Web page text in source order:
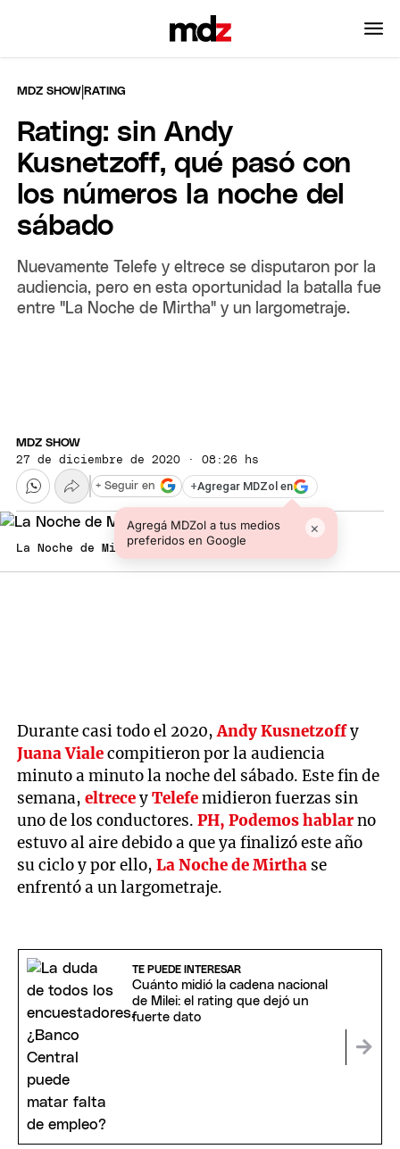
MDZ SHOW |RATING
Rating: sin Andy
Kusnetzoff, qué pasó con
los números la noche del
sábado
Nuevamente Telefe y eltrece se disputaron por la
audiencia, pero en esta oportunidad la batalla fue
entre "La Noche de Mirtha" y un largometraje.
MDZ SHOW
27 de diciembre de 2020 · 08:26 hs
+Agregar MDZol en
Agregá MDZol a tus medios
preferidos en Google
×
+ Seguir en
La Noche de Mirtha
Durante casi todo el 2020,Andy Kusnetzoffy
Juana Vialecompitieron por la audiencia
minuto a minuto la noche del sábado. Este fin de
semana,eltreceyTelefemidieron fuerzas sin
uno de los conductores.PH, Podemos hablarno
estuvo al aire debido a que ya finalizó este año
su ciclo y por ello,La Noche de Mirtha se
enfrentó a un largometraje.
TE PUEDE INTERESAR
Cuánto midió la cadena nacional
de Milei: el rating que dejó un
fuerte dato